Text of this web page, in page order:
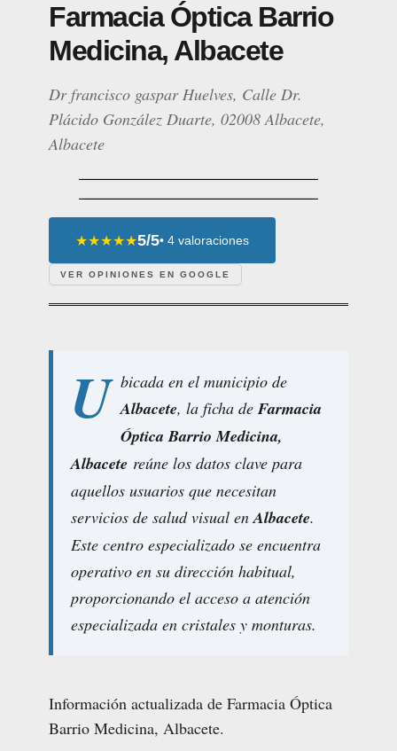
Farmacia Óptica Barrio
Medicina, Albacete
Dr francisco gaspar Huelves, Calle Dr.
Plácido González Duarte, 02008 Albacete,
Albacete
★★★★★5/5• 4 valoraciones
VER OPINIONES EN GOOGLE
U bicada en el municipio de
Albacete, la ficha deFarmacia
Óptica Barrio Medicina,
Albacete reúne los datos clave para
aquellos usuarios que necesitan
servicios de salud visual enAlbacete.
Este centro especializado se encuentra
operativo en su dirección habitual,
proporcionando el acceso a atención
especializada en cristales y monturas.
Información actualizada de Farmacia Óptica
Barrio Medicina, Albacete.